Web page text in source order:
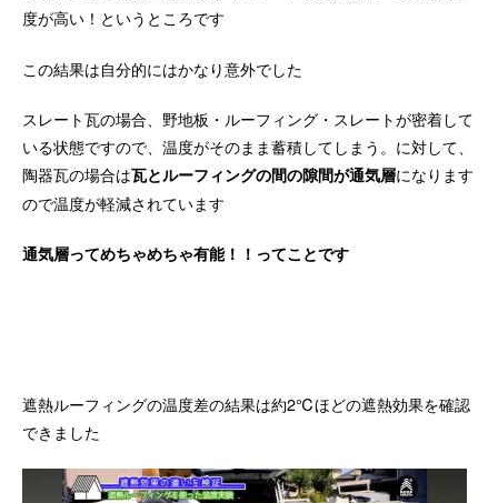
度が高い！というところです
この結果は自分的にはかなり意外でした
スレート瓦の場合、野地板・ルーフィング・スレートが密着して
いる状態ですので、温度がそのまま蓄積してしまう。に対して、
陶器瓦の場合は瓦とルーフィングの間の隙間が通気層になります
ので温度が軽減されています
通気層ってめちゃめちゃ有能！！ってことです
遮熱ルーフィングの温度差の結果は約2℃ほどの遮熱効果を確認
できました